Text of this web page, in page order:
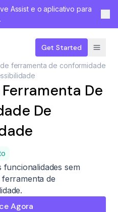
Assist e o aplicativo para
.
Get Started
de ferramenta de conformidade
De
De
funcionalidades sem
de
Agora